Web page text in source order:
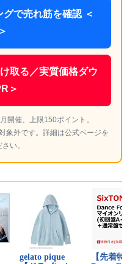
で売れ筋を確認 ＜
取る／実質価格ダウ
＞
開催、上限150ポイント。
象外です。詳細は公式ページを
い。